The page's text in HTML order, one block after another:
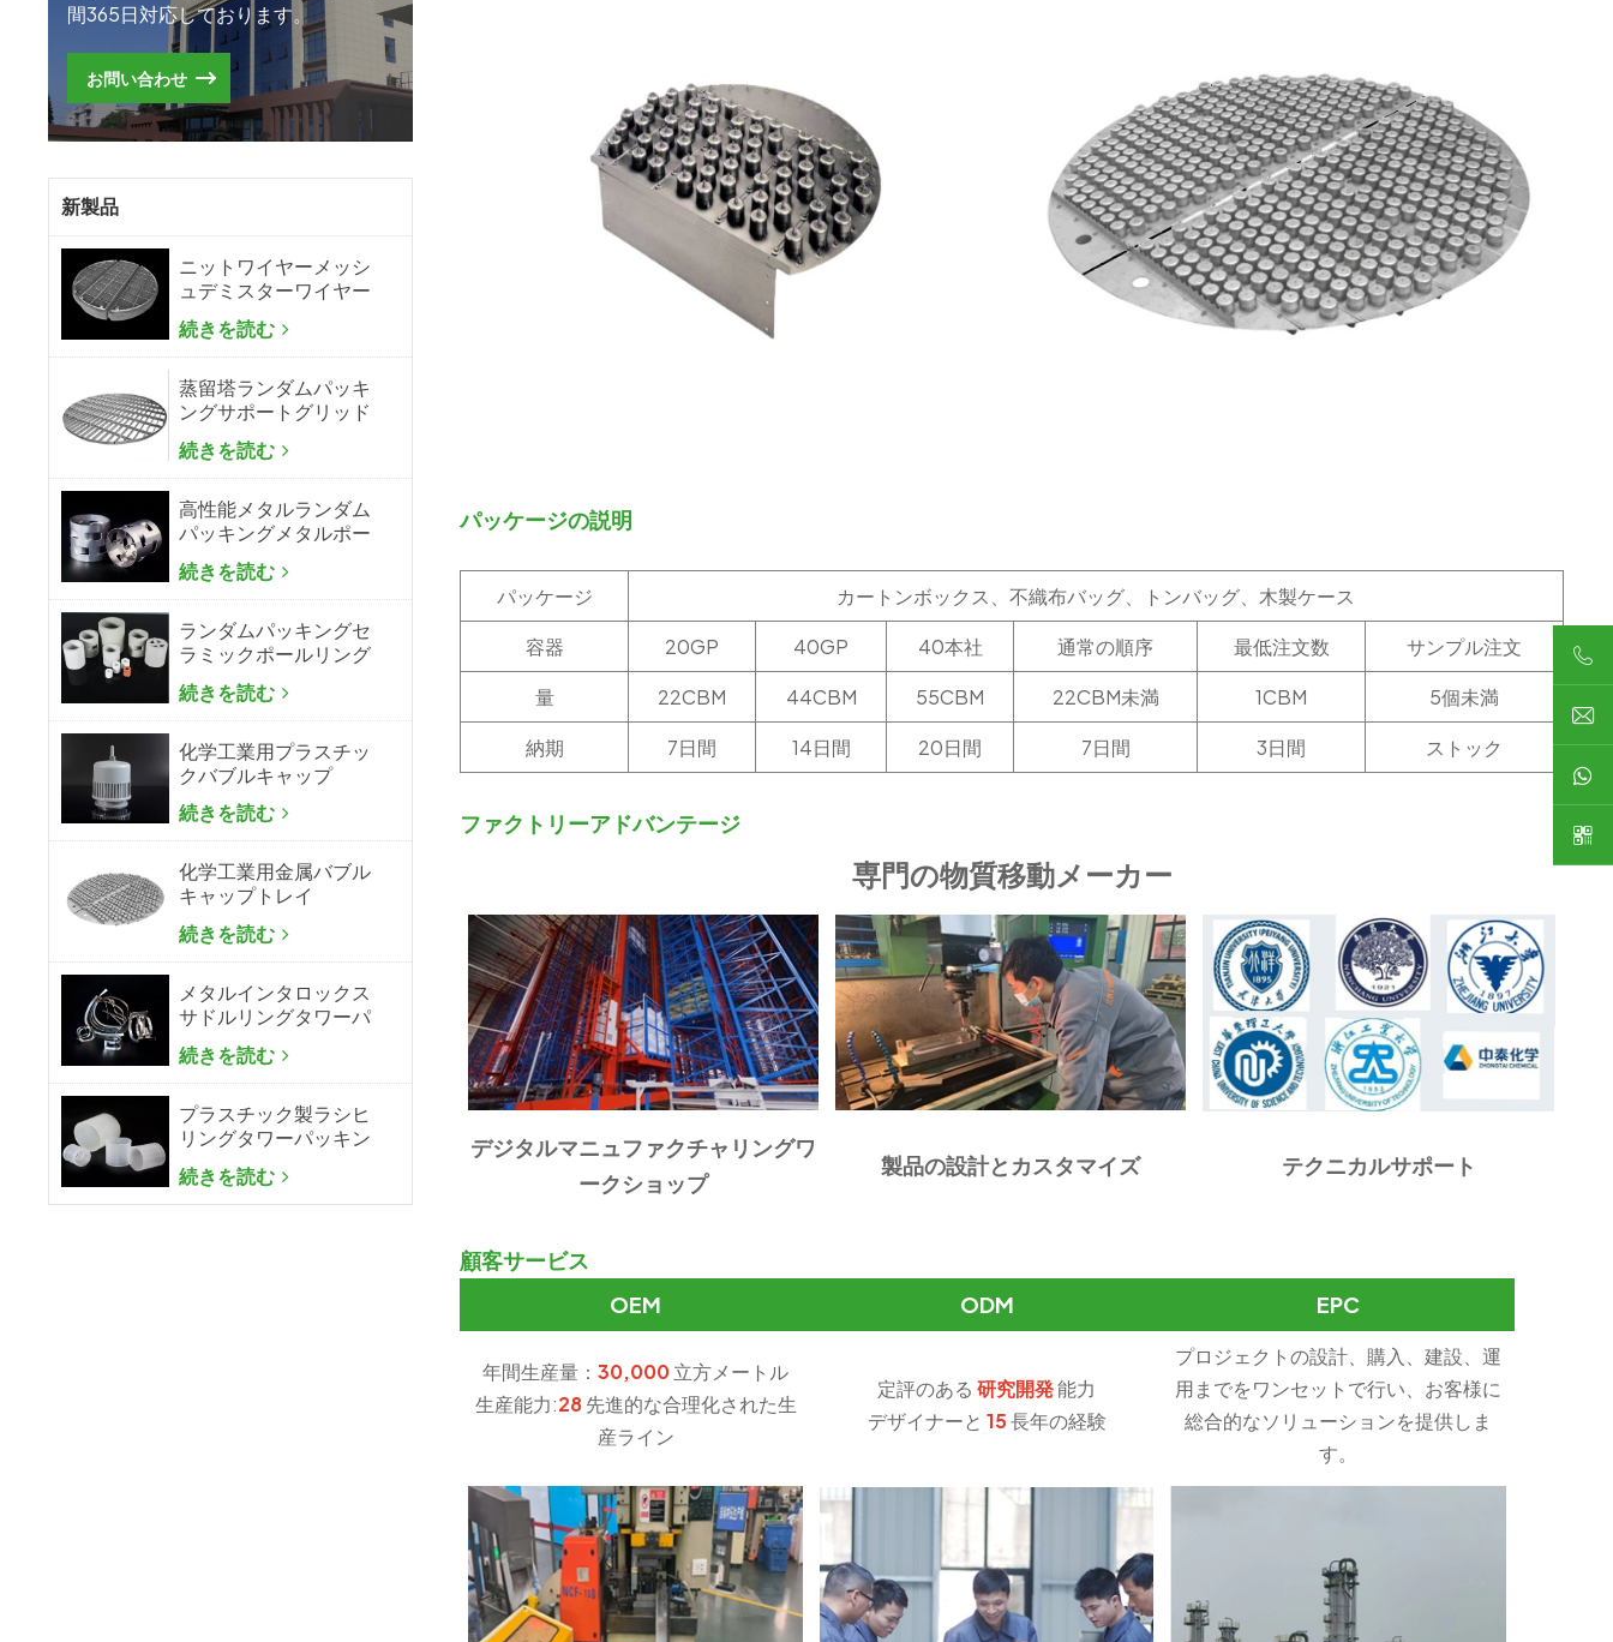
間365日対応しております。
お問い合わせ
新製品
ニットワイヤーメッシ
ュデミスターワイヤー
メッシュミストエリミ
ネーター
続きを読む
蒸留塔ランダムパッキ
ングサポートグリッド
プレート
続きを読む
高性能メタルランダム
パッキングメタルポー
ルリング
続きを読む
ランダムパッキングセ
ラミックポールリング
続きを読む
化学工業用プラスチッ
クバブルキャップ
続きを読む
化学工業用金属バブル
キャップトレイ
続きを読む
メタルインタロックス
サドルリングタワーパ
ッキン
続きを読む
プラスチック製ラシヒ
リングタワーパッキン
続きを読む
パッケージの説明
パッケージ
カートンボックス、不織布バッグ、トンバッグ、木製ケース
容器
20GP 40GP 40本社 通常の順序 最低注文数
サンプル注文
量
22CBM 44CBM 55CBM 22CBM未満 1CBM
5個未満
納期
7日間 14日間 20日間 7日間 3日間 ストック
ファクトリーアドバンテージ
専門の物質移動メーカー
デジタルマニュファクチャリングワ
ークショップ
製品の設計とカスタマイズ テクニカルサポート
顧客サービス
OEM
ODM EPC
年間生産量：30,000立方メートル
生産能力:28先進的な合理化された生
産ライン
定評のある研究開発能力
デザイナーと 15長年の経験
プロジェクトの設計、購入、建設、運
用までをワンセットで行い、お客様に
総合的なソリューションを提供しま
す。